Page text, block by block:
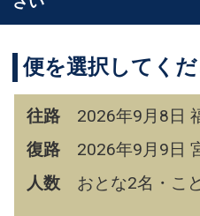
便を選択してく
往路
2026年9月8日
復路
2026年9月9日
人数
おとな2名・こ